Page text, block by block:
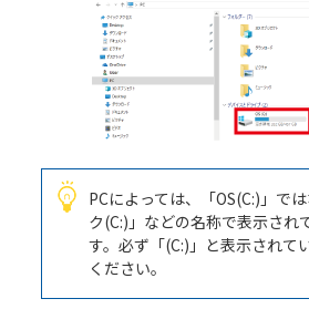
PCによっては、「OS(C:)」で
ク(C:)」などの名称で表示され
す。必ず「(C:)」と表示されて
ください。